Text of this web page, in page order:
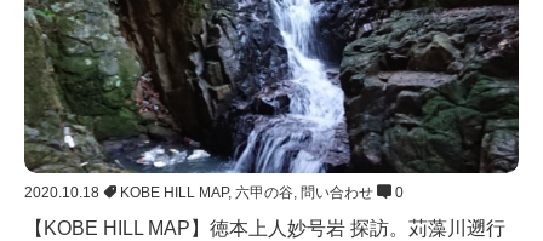
2020.10.18 KOBE HILL MAP, 六甲の谷, 問い合わせ 0
【KOBE HILL MAP】徳本上人妙号岩 探訪。苅藻川遡行